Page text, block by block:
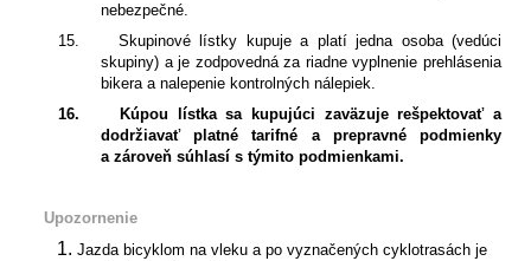
nebezpečné.
15.
Skupinové lístky kupuje a platí jedna osoba (vedúci
skupiny) a je zodpovedná za riadne vyplnenie prehlásenia
bikera a nalepenie kontrolných nálepiek.
16.
Kúpou lístka sa kupujúci zaväzuje rešpektovať a
dodržiavať platné tarifné a prepravné podmienky
a zároveň súhlasí s týmito podmienkami.
Upozornenie
Jazda bicyklom na vleku a po vyznačených cyklotrasách je